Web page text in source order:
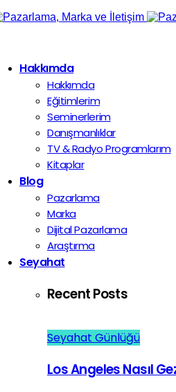
Hakkımda
Hakkımda
Eğitimlerim
Seminerlerim
Danışmanlıklar
TV & Radyo Programlarım
Kitaplar
Blog
Pazarlama
Marka
Dijital Pazarlama
Araştırma
Seyahat
Recent Posts
Seyahat Günlüğü
Los Angeles Nasıl